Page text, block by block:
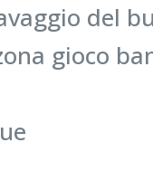
del
gioco